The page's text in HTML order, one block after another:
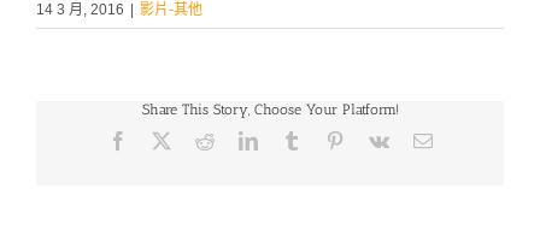
14 3 月, 2016 影片-其他
Share This Story, Choose Your Platform!
Facebook RedditLinkedInTumblr Pinterest
Vk Email: